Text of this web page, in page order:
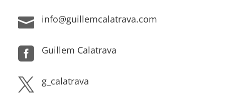
 info@guillemcalatrava.com
 Guillem Calatrava
 g_calatrava